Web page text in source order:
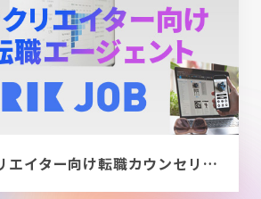
[PR]経験者クリエイター向け転職カウンセリング｜デザイナー / ディレクター / エンジニア